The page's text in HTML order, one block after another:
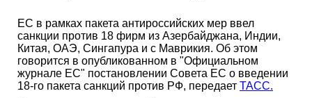
ЕС в рамках пакета антироссийских мер ввел
санкции против 18 фирм из Азербайджана, Индии,
Китая, ОАЭ, Сингапура и с Маврикия. Об этом
говорится в опубликованном в "Официальном
журнале ЕС" постановлении Совета ЕС о введении
18-го пакета санкций против РФ, передает ТАСС.